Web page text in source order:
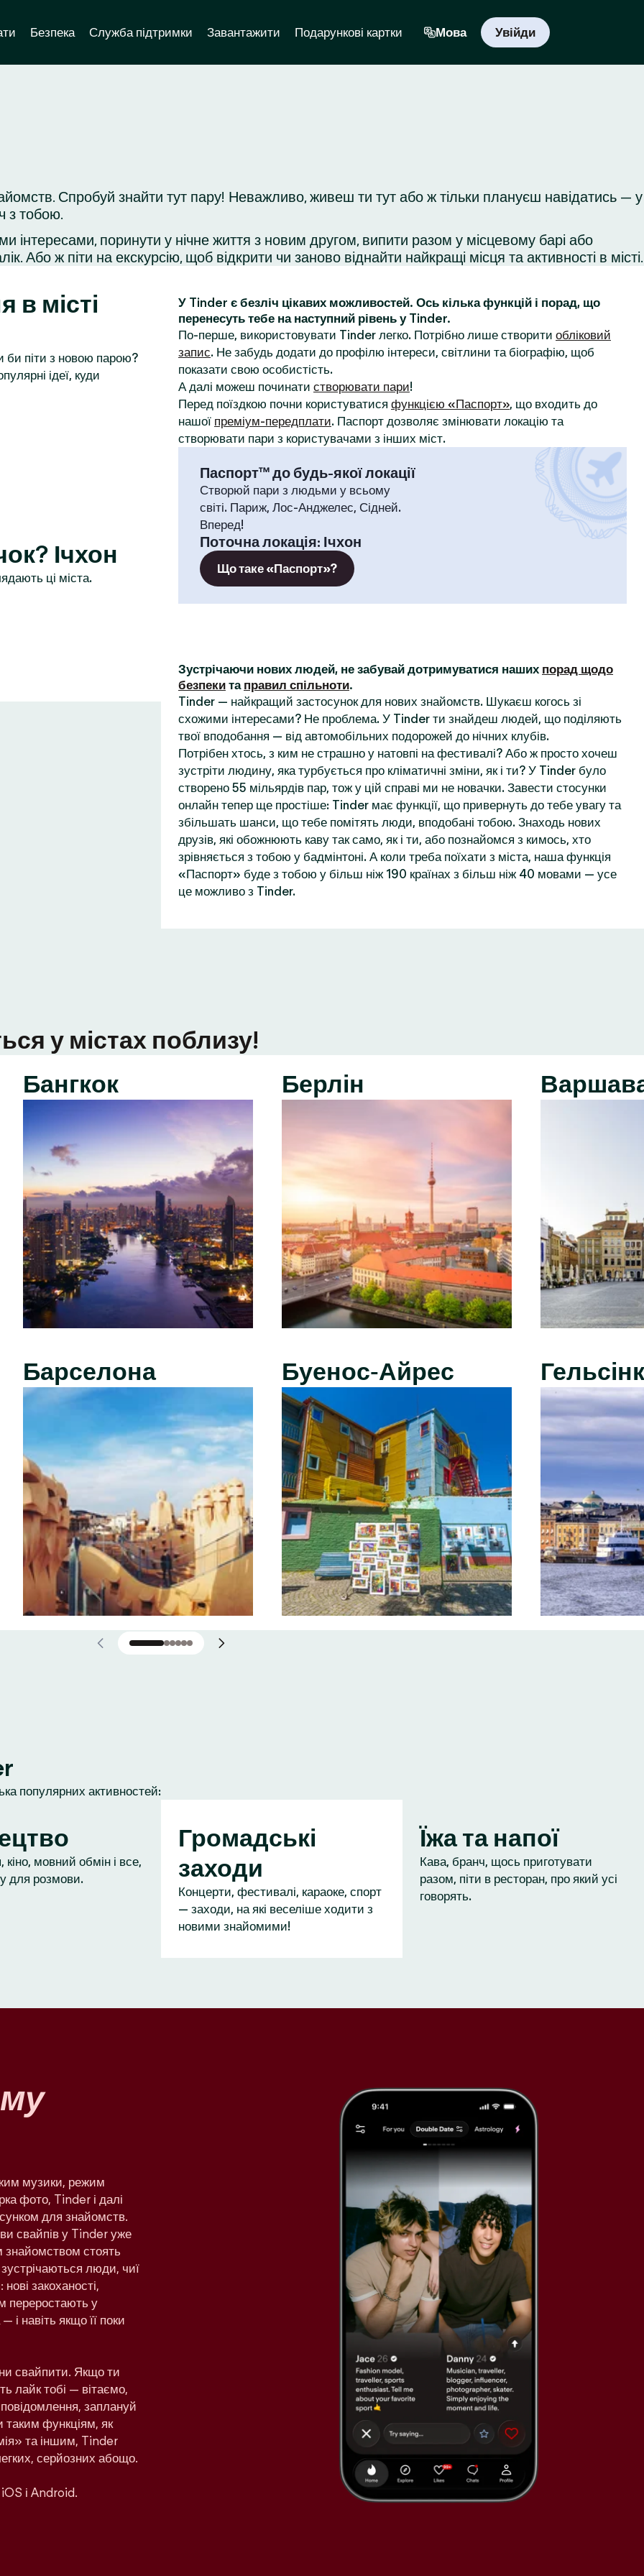
Безпека Служба підтримки Завантажити Подарункові картки Мова Увійди
Спробуй знайти тут пару! Неважливо, живеш ти тут або ж тільки плануєш навідатись — у
з тобою.
інтересами, поринути у нічне життя з новим другом, випити разом у місцевому барі або
Або ж піти на екскурсію, щоб відкрити чи заново віднайти найкращі місця та активності в місті.
в місті
би піти з новою парою?
ідеї, куди
Ічхон
ці міста.
У Tinder є безліч цікавих можливостей. Ось кілька функцій і порад, що
перенесуть тебе на наступний рівень у Tinder.
По-перше, використовувати Tinder легко. Потрібно лише створити обліковий
запис. Не забудь додати до профілю інтереси, світлини та біографію, щоб
показати свою особистість.
А далі можеш починати створювати пари!
Перед поїздкою почни користуватися функцією «Паспорт», що входить до
нашої преміум-передплати. Паспорт дозволяє змінювати локацію та
створювати пари з користувачами з інших міст.
Паспорт™ до будь-якої локації
Створюй пари з людьми у всьому
світі. Париж, Лос-Анджелес, Сідней.
Вперед!
Поточна локація: Ічхон
Що таке «Паспорт»?
Зустрічаючи нових людей, не забувай дотримуватися наших порад щодо
безпеки та правил спільноти.
Tinder — найкращий застосунок для нових знайомств. Шукаєш когось зі
схожими інтересами? Не проблема. У Tinder ти знайдеш людей, що поділяють
твої вподобання — від автомобільних подорожей до нічних клубів.
Потрібен хтось, з ким не страшно у натовпі на фестивалі? Або ж просто хочеш
зустріти людину, яка турбується про кліматичні зміни, як і ти? У Tinder було
створено 55 мільярдів пар, тож у цій справі ми не новачки. Завести стосунки
онлайн тепер ще простіше: Tinder має функції, що привернуть до тебе увагу та
збільшать шанси, що тебе помітять люди, вподобані тобою. Знаходь нових
друзів, які обожнюють каву так само, як і ти, або познайомся з кимось, хто
зрівняється з тобою у бадмінтоні. А коли треба поїхати з міста, наша функція
«Паспорт» буде з тобою у більш ніж 190 країнах з більш ніж 40 мовами — усе
це можливо з Tinder.
у містах поблизу!
Бангкок
Барселона
Берлін
Буенос-Айрес
популярних активностей:
кіно, мовний обмін і все,
для розмови.
Громадські
заходи
Концерти, фестивалі, караоке, спорт
— заходи, на які веселіше ходити з
новими знайомими!
Їжа та напої
Кава, бранч, щось приготувати
разом, піти в ресторан, про який усі
говорять.
музики, режим
фото, Tinder і далі
для знайомств.
свайпів у Tinder уже
знайомством стоять
люди, чиї
закоханості,
переростають у
і навіть якщо її поки
свайпити. Якщо ти
лайк тобі — вітаємо,
заплануй
таким функціям, як
та іншим, Tinder
серйозних абощо.
і Android.